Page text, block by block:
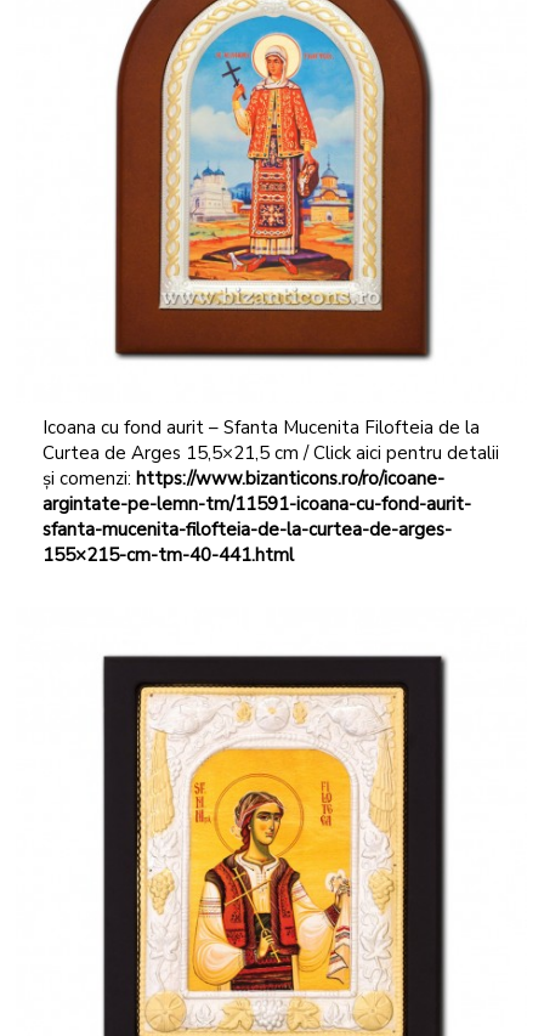
Icoana cu fond aurit – Sfanta Mucenita Filofteia de la
Curtea de Arges 15,5×21,5 cm / Click aici pentru detalii
și comenzi: https://www.bizanticons.ro/ro/icoane-
argintate-pe-lemn-tm/11591-icoana-cu-fond-aurit-
sfanta-mucenita-filofteia-de-la-curtea-de-arges-
155×215-cm-tm-40-441.html